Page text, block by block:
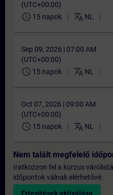
(UTC+00:00)
schedule 15 napok translate NL
Sep 09, 2026 | 07:00 AM
(UTC+00:00)
schedule 15 napok translate NL
Oct 07, 2026 | 09:00 AM
(UTC+00:00)
schedule 15 napok translate NL
Nem talált megfelelő
Iratkozzon fel a kurzus
időpontok válnak elérhetővé.